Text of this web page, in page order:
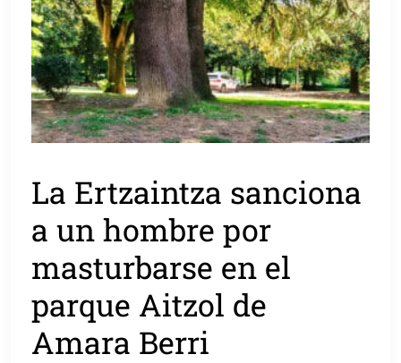
La Ertzaintza sanciona
a un hombre por
masturbarse en el
parque Aitzol de
Amara Berri